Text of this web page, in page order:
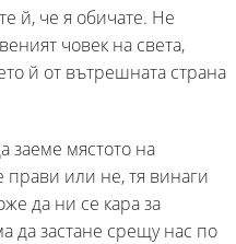
й, че я обичате. Не
човек на света,
й от вътрешната страна
заеме мястото на
прави или не, тя винаги
да ни се кара за
да застане срещу нас по